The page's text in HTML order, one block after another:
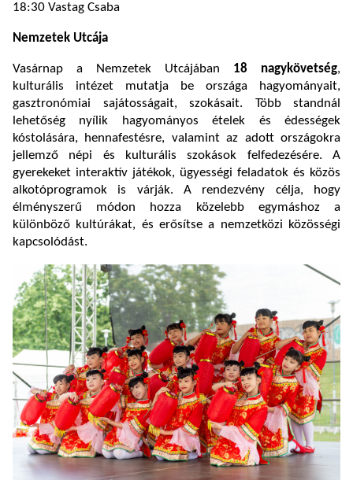
18:30 Vastag Csaba
Nemzetek Utcája
Vasárnap a Nemzetek Utcájában 18 nagykövetség,
kulturális intézet mutatja be országa hagyományait,
gasztronómiai sajátosságait, szokásait. Több standnál
lehetőség nyílik hagyományos ételek és édességek
kóstolására, hennafestésre, valamint az adott országokra
jellemző népi és kulturális szokások felfedezésére. A
gyerekeket interaktív játékok, ügyességi feladatok és közös
alkotóprogramok is várják. A rendezvény célja, hogy
élményszerű módon hozza közelebb egymáshoz a
különböző kultúrákat, és erősítse a nemzetközi közösségi
kapcsolódást.